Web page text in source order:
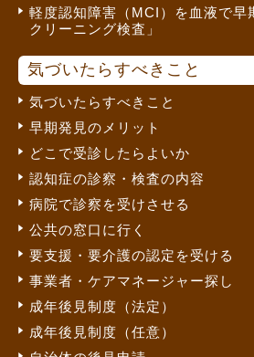
軽度認知障害（MCI）を血液で早
クリーニング検査」
気づいたらすべきこと
気づいたらすべきこと
早期発見のメリット
どこで受診したらよいか
認知症の診察・検査の内容
病院で診察を受けさせる
公共の窓口に行く
要支援・要介護の認定を受ける
事業者・ケアマネージャー探し
成年後見制度（法定）
成年後見制度（任意）